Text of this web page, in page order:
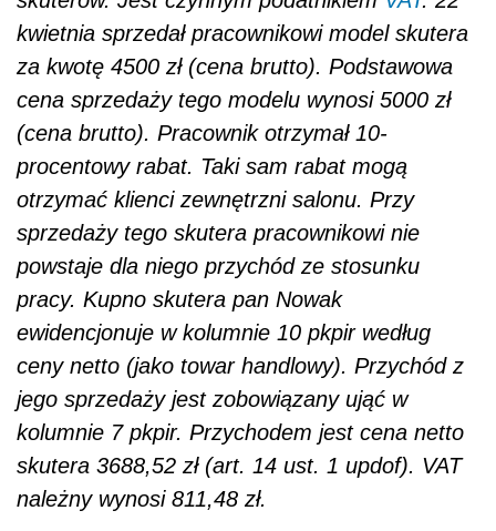
kwietnia sprzedał pracownikowi model skutera
za kwotę 4500 zł (cena brutto). Podstawowa
cena sprzedaży tego modelu wynosi 5000 zł
(cena brutto). Pracownik otrzymał 10-
procentowy rabat. Taki sam rabat mogą
otrzymać klienci zewnętrzni salonu. Przy
sprzedaży tego skutera pracownikowi nie
powstaje dla niego przychód ze stosunku
pracy. Kupno skutera pan Nowak
ewidencjonuje w kolumnie 10 pkpir według
ceny netto (jako towar handlowy). Przychód z
jego sprzedaży jest zobowiązany ująć w
kolumnie 7 pkpir. Przychodem jest cena netto
skutera 3688,52 zł (art. 14 ust. 1 updof). VAT
należny wynosi 811,48 zł.